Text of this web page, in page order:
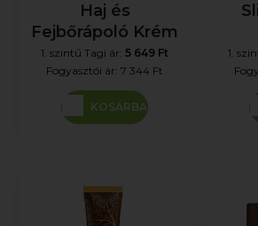
Haj és
Fejbőrápoló Krém
1. szintű Tagi ár:5 649 Ft
Fogyasztói ár:7 344 Ft
KOSÁRBA
1.